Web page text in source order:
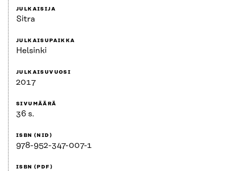
JULKAISIJA
Sitra
JULKAISUPAIKKA
Helsinki
JULKAISUVUOSI
2017
SIVUMÄÄRÄ
36 s.
ISBN (NID)
978-952-347-007-1
ISBN (PDF)